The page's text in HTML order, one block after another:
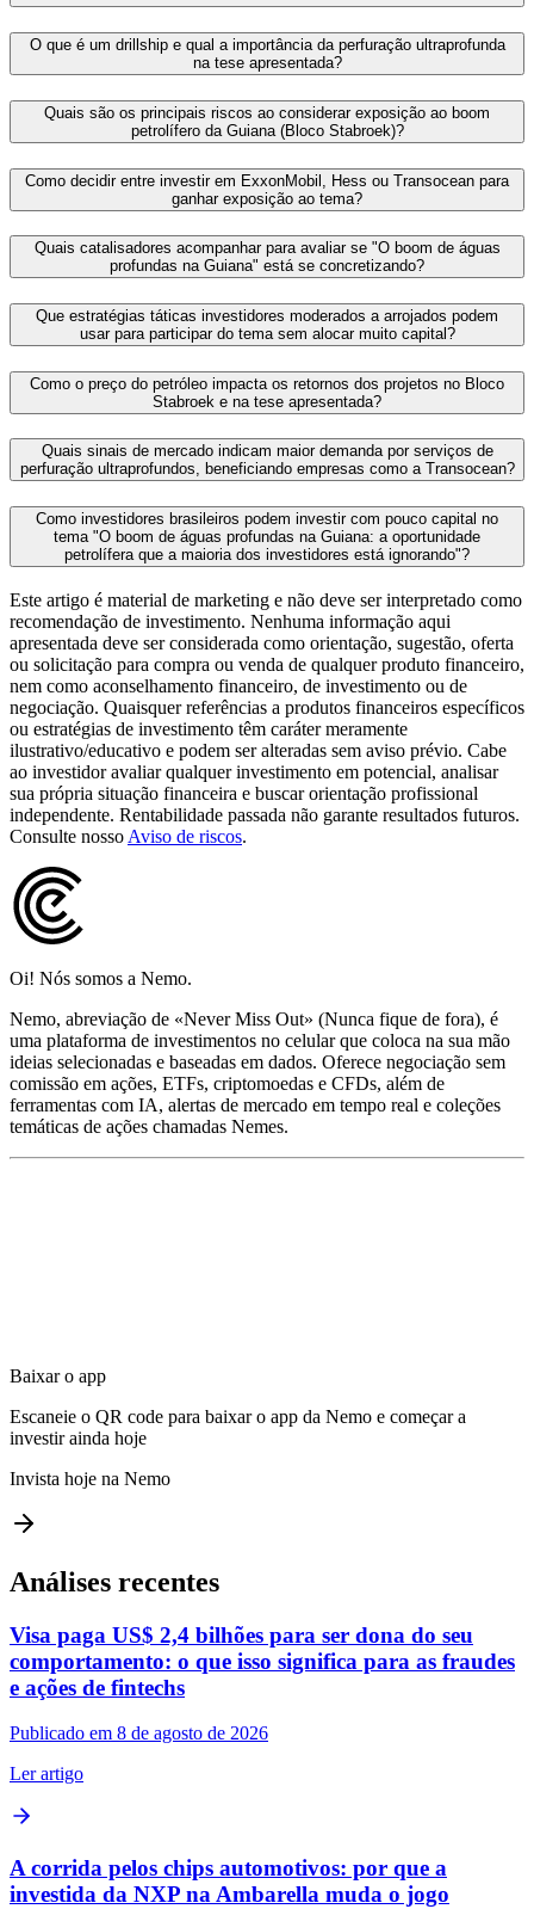
O que é um drillship e qual a importância da perfuração ultraprofunda
na tese apresentada?
Quais são os principais riscos ao considerar exposição ao boom
petrolífero da Guiana (Bloco Stabroek)?
Como decidir entre investir em ExxonMobil, Hess ou Transocean para
ganhar exposição ao tema?
Quais catalisadores acompanhar para avaliar se "O boom de águas
profundas na Guiana" está se concretizando?
Que estratégias táticas investidores moderados a arrojados podem
usar para participar do tema sem alocar muito capital?
Como o preço do petróleo impacta os retornos dos projetos no Bloco
Stabroek e na tese apresentada?
Quais sinais de mercado indicam maior demanda por serviços de
perfuração ultraprofundos, beneficiando empresas como a Transocean?
Como investidores brasileiros podem investir com pouco capital no
tema "O boom de águas profundas na Guiana: a oportunidade
petrolífera que a maioria dos investidores está ignorando"?
Este artigo é material de marketing e não deve ser interpretado como
recomendação de investimento. Nenhuma informação aqui
apresentada deve ser considerada como orientação, sugestão, oferta
ou solicitação para compra ou venda de qualquer produto financeiro,
nem como aconselhamento financeiro, de investimento ou de
negociação. Quaisquer referências a produtos financeiros específicos
ou estratégias de investimento têm caráter meramente
ilustrativo/educativo e podem ser alteradas sem aviso prévio. Cabe
ao investidor avaliar qualquer investimento em potencial, analisar
sua própria situação financeira e buscar orientação profissional
independente. Rentabilidade passada não garante resultados futuros.
Consulte nosso Aviso de riscos.
Oi! Nós somos a Nemo.
Nemo, abreviação de «Never Miss Out» (Nunca fique de fora), é
uma plataforma de investimentos no celular que coloca na sua mão
ideias selecionadas e baseadas em dados. Oferece negociação sem
comissão em ações, ETFs, criptomoedas e CFDs, além de
ferramentas com IA, alertas de mercado em tempo real e coleções
temáticas de ações chamadas Nemes.
Baixar o app
Escaneie o QR code para baixar o app da Nemo e começar a
investir ainda hoje
Invista hoje na Nemo
Análises recentes
Visa paga US$ 2,4 bilhões para ser dona do seu
comportamento: o que isso significa para as fraudes
e ações de fintechs
Publicado em 8 de agosto de 2026
Ler artigo
A corrida pelos chips automotivos: por que a
investida da NXP na Ambarella muda o jogo